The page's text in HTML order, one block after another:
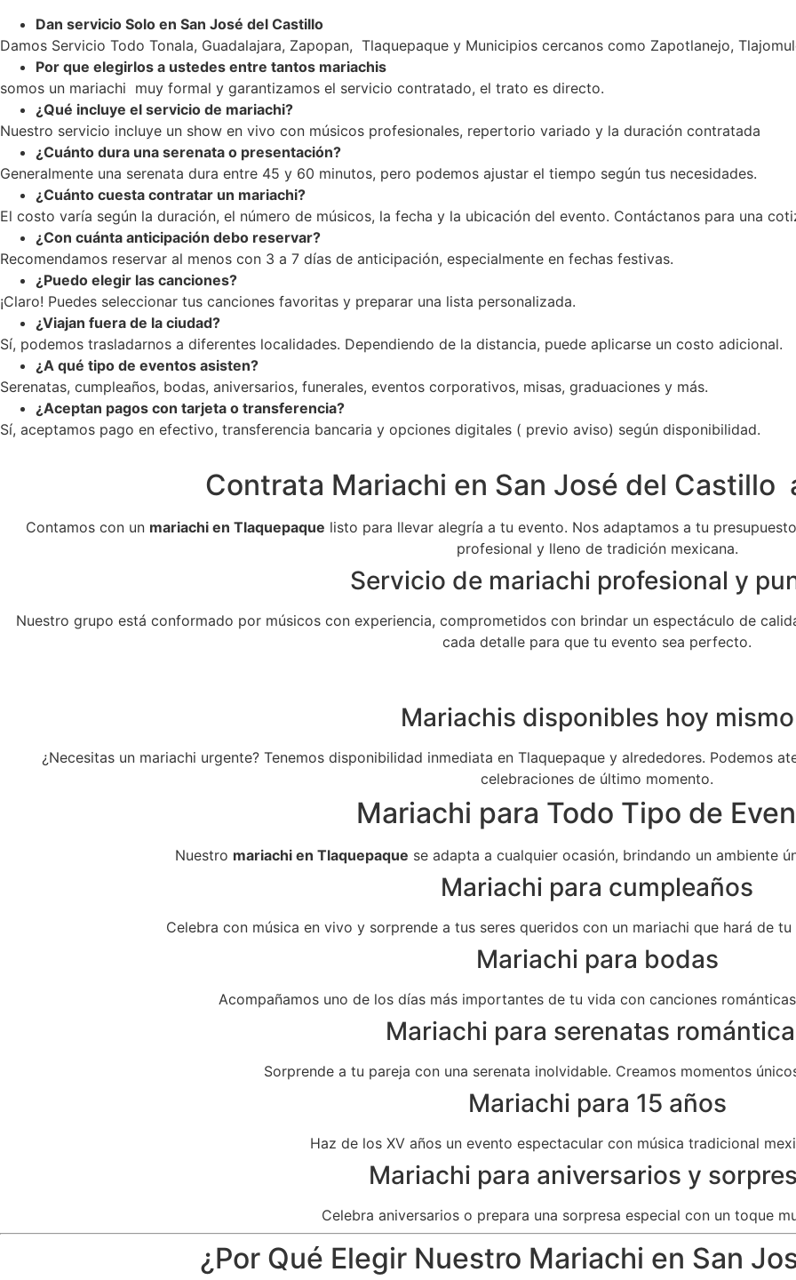
Dan servicio Solo en San José del Castillo
Damos Servicio Todo Tonala, Guadalajara, Zapopan, Tlaquepaque y Municipios cercanos como Zapotlanejo,
Por que elegirlos a ustedes entre tantos mariachis
somos un mariachi muy formal y garantizamos el servicio contratado, el trato es directo.
¿Qué incluye el servicio de mariachi?
Nuestro servicio incluye un show en vivo con músicos profesionales, repertorio variado y la duración contratada
¿Cuánto dura una serenata o presentación?
Generalmente una serenata dura entre 45 y 60 minutos, pero podemos ajustar el tiempo según tus necesidades.
¿Cuánto cuesta contratar un mariachi?
El costo varía según la duración, el número de músicos, la fecha y la ubicación del evento. Contáctanos para una
¿Con cuánta anticipación debo reservar?
Recomendamos reservar al menos con 3 a 7 días de anticipación, especialmente en fechas festivas.
¿Puedo elegir las canciones?
¡Claro! Puedes seleccionar tus canciones favoritas y preparar una lista personalizada.
¿Viajan fuera de la ciudad?
Sí, podemos trasladarnos a diferentes localidades. Dependiendo de la distancia, puede aplicarse un costo adicional.
¿A qué tipo de eventos asisten?
Serenatas, cumpleaños, bodas, aniversarios, funerales, eventos corporativos, misas, graduaciones y más.
¿Aceptan pagos con tarjeta o transferencia?
Sí, aceptamos pago en efectivo, transferencia bancaria y opciones digitales ( previo aviso) según disponibilidad.
Contrata Mariachi en San José del Castillo
Contamos con un mariachi en Tlaquepaque listo para llevar alegría a tu evento. Nos adaptamos a tu
profesional y lleno de tradición mexicana.
Servicio de mariachi profesional y
Nuestro grupo está conformado por músicos con experiencia, comprometidos con brindar un espectáculo de
cada detalle para que tu evento sea perfecto.
Mariachis disponibles hoy mismo
¿Necesitas un mariachi urgente? Tenemos disponibilidad inmediata en Tlaquepaque y alrededores. Podemos
celebraciones de último momento.
Mariachi para Todo Tipo de
Nuestro mariachi en Tlaquepaque se adapta a cualquier ocasión, brindando un ambiente
Mariachi para cumpleaños
Celebra con música en vivo y sorprende a tus seres queridos con un mariachi que hará de
Mariachi para bodas
Acompañamos uno de los días más importantes de tu vida con canciones
Mariachi para serenatas
Sorprende a tu pareja con una serenata inolvidable. Creamos momentos
Mariachi para 15 años
Haz de los XV años un evento espectacular con música tradicional
Mariachi para aniversarios y
Celebra aniversarios o prepara una sorpresa especial con un toque
¿Por Qué Elegir Nuestro Mariachi en San